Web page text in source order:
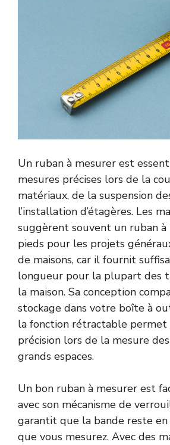
Un ruban à mesurer est
mesures précises lors de la
matériaux, de la suspension
l’installation d’étagères. Les
suggèrent souvent un ruban
pieds pour les projets
de maisons, car il fournit
longueur pour la plupart des
la maison. Sa conception
stockage dans votre boîte à
la fonction rétractable permet
précision lors de la mesure
grands espaces.
Un bon ruban à mesurer est
avec son mécanisme de
garantit que la bande reste
que vous mesurez. Avec des